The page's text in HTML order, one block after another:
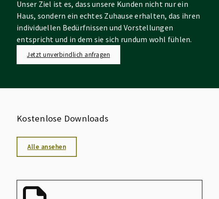
Unser Ziel ist es, dass unsere Kunden nicht nur ein
Haus, sondern ein echtes Zuhause erhalten, das ihren
individuellen Bedürfnissen und Vorstellungen
entspricht und in dem sie sich rundum wohl fühlen.
Jetzt unverbindlich anfragen
Kostenlose Downloads
Alle ansehen